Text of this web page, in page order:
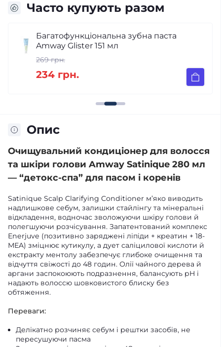
Часто купують разом
Багатофункціональна зубна паста
Amway Glister 151 мл
269 грн.
234 грн.
Опис
Очищувальний кондиціонер для волосся
та шкіри голови Amway Satinique 280 мл
— “детокс-спа” для пасом і коренів
Satinique Scalp Clarifying Conditioner м’яко виводить
надлишкове себум, залишки стайлінгу та мінеральні
відкладення, водночас зволожуючи шкіру голови й
полегшуючи розчісування. Запатентований комплекс
Enerjuve (позитивно заряджені ліпіди + креатин + 18-
MEA) зміцнює кутикулу, а дует саліцилової кислоти й
екстракту ментолу забезпечує глибоке очищення та
відчуття свіжості до 48 годин. Олії чайного дерева й
аргани заспокоюють подразнення, балансують pH і
надають волоссю шовковистого блиску без
обтяження.
Переваги:
Делікатно розчиняє себум і рештки засобів, не
пересушуючи пасма